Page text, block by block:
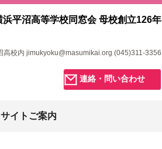
浜平沼高等学校同窓会 母校創立126年
校内 jimukyoku@masumikai.org (045)311-3356
連絡・問い合わせ
サイトご案内